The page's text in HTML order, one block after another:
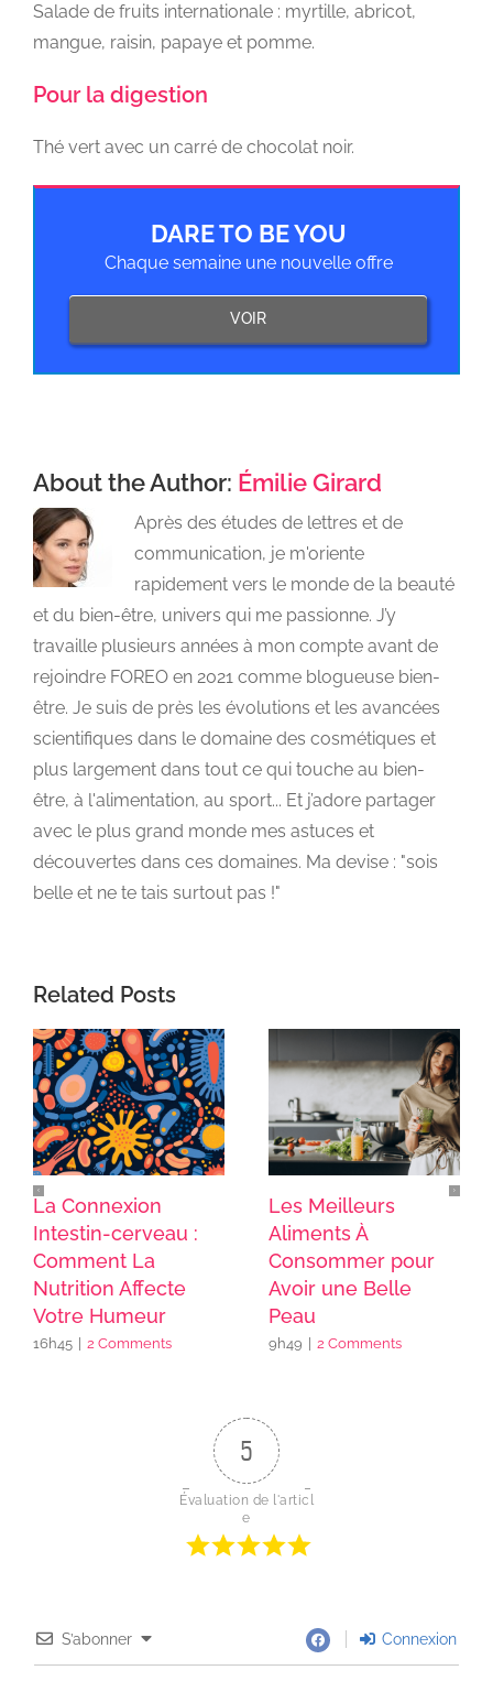
Salade de fruits internationale : myrtille, abricot,
mangue, raisin, papaye et pomme.
Pour la digestion
Thé vert avec un carré de chocolat noir.
DARE TO BE YOU
Chaque semaine une nouvelle offre
VOIR
About the Author: Émilie Girard
Après des études de lettres et de
communication, je m'oriente
rapidement vers le monde de la beauté
et du bien-être, univers qui me passionne. J’y
travaille plusieurs années à mon compte avant de
rejoindre FOREO en 2021 comme blogueuse bien-
être. Je suis de près les évolutions et les avancées
scientifiques dans le domaine des cosmétiques et
plus largement dans tout ce qui touche au bien-
être, à l'alimentation, au sport... Et j’adore partager
avec le plus grand monde mes astuces et
découvertes dans ces domaines. Ma devise : "sois
belle et ne te tais surtout pas !"
Related Posts
La Connexion
Intestin-cerveau :
Comment La
Nutrition Affecte
Votre Humeur
16h45 2 Comments
Les Meilleurs
Aliments À
Consommer pour
Avoir une Belle
Peau
9h49 2 Comments
5
Évaluation de l'articl
e
S’abonner Connexion